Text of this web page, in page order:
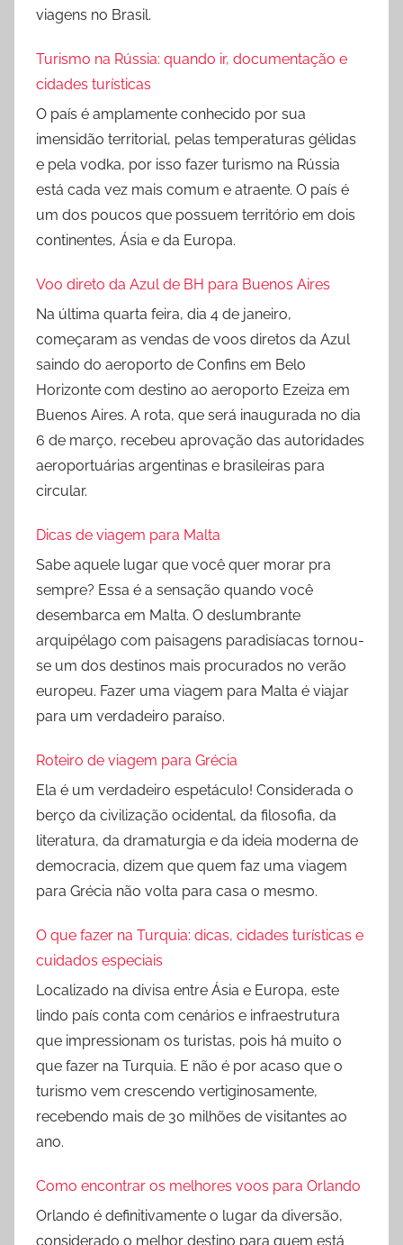
viagens no Brasil.
Turismo na Rússia: quando ir, documentação e
cidades turísticas
O país é amplamente conhecido por sua
imensidão territorial, pelas temperaturas gélidas
e pela vodka, por isso fazer turismo na Rússia
está cada vez mais comum e atraente. O país é
um dos poucos que possuem território em dois
continentes, Ásia e da Europa.
Voo direto da Azul de BH para Buenos Aires
Na última quarta feira, dia 4 de janeiro,
começaram as vendas de voos diretos da Azul
saindo do aeroporto de Confins em Belo
Horizonte com destino ao aeroporto Ezeiza em
Buenos Aires. A rota, que será inaugurada no dia
6 de março, recebeu aprovação das autoridades
aeroportuárias argentinas e brasileiras para
circular.
Dicas de viagem para Malta
Sabe aquele lugar que você quer morar pra
sempre? Essa é a sensação quando você
desembarca em Malta. O deslumbrante
arquipélago com paisagens paradisíacas tornou-
se um dos destinos mais procurados no verão
europeu. Fazer uma viagem para Malta é viajar
para um verdadeiro paraíso.
Roteiro de viagem para Grécia
Ela é um verdadeiro espetáculo! Considerada o
berço da civilização ocidental, da filosofia, da
literatura, da dramaturgia e da ideia moderna de
democracia, dizem que quem faz uma viagem
para Grécia não volta para casa o mesmo.
O que fazer na Turquia: dicas, cidades turísticas e
cuidados especiais
Localizado na divisa entre Ásia e Europa, este
lindo país conta com cenários e infraestrutura
que impressionam os turistas, pois há muito o
que fazer na Turquia. E não é por acaso que o
turismo vem crescendo vertiginosamente,
recebendo mais de 30 milhões de visitantes ao
ano.
Como encontrar os melhores voos para Orlando
Orlando é definitivamente o lugar da diversão,
considerado o melhor destino para quem está